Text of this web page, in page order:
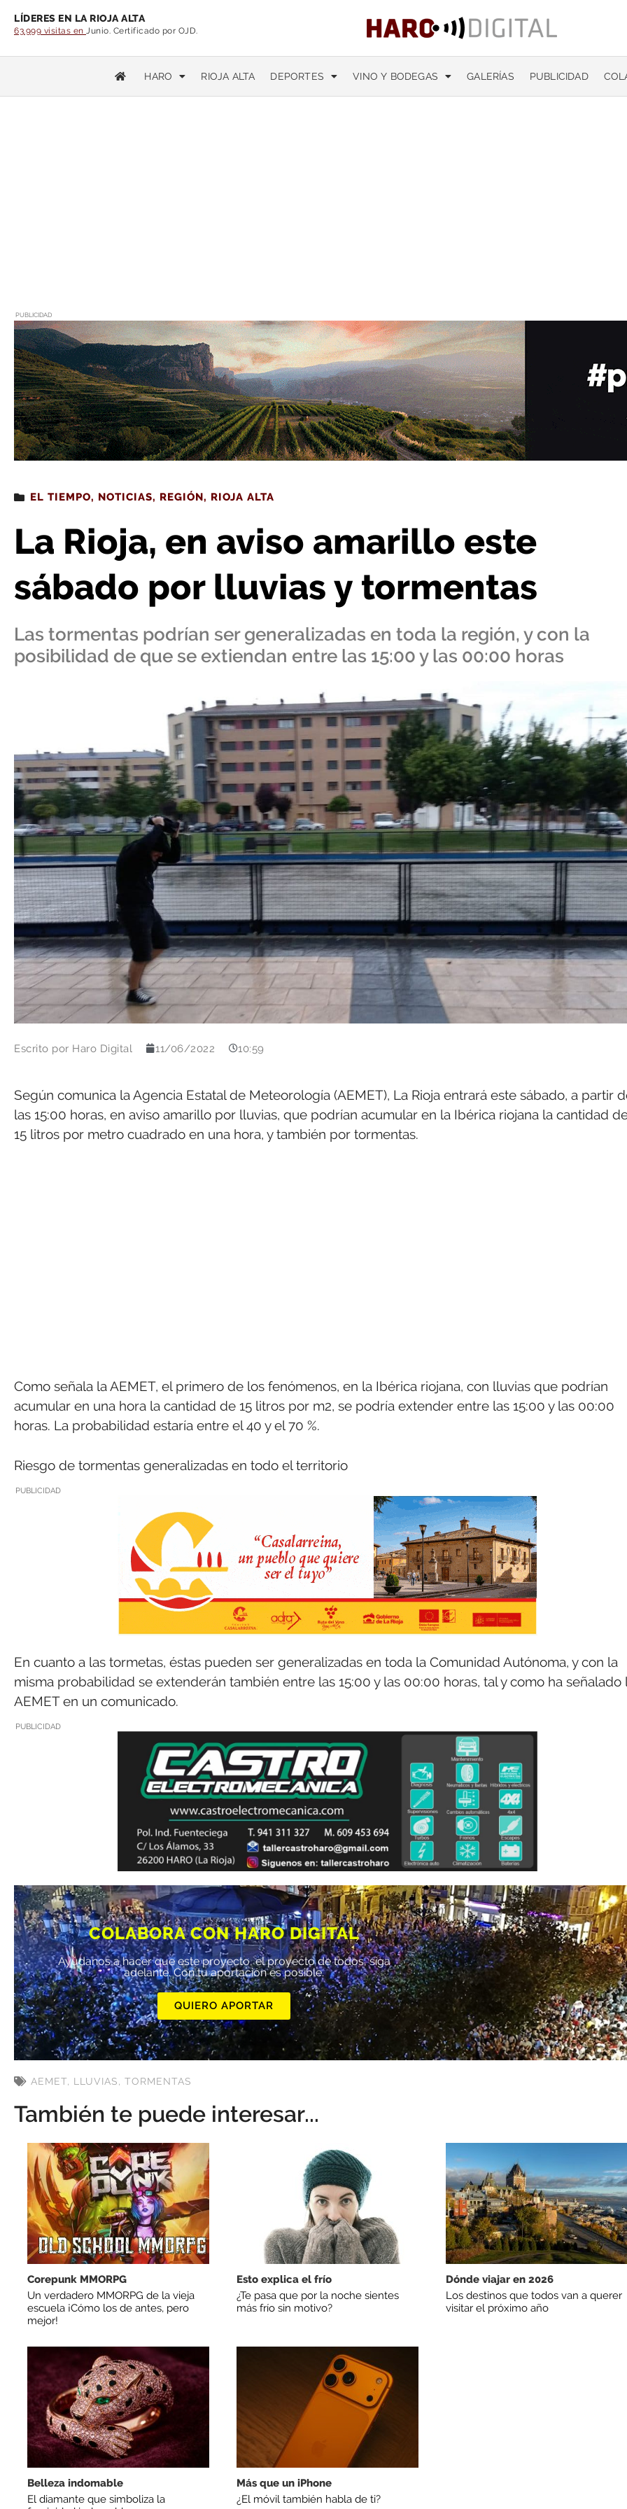
LÍDERES EN LA RIOJA ALTA
63.999 visitas en Junio. Certificado por OJD.
HARO RIOJA ALTA DEPORTES VINO Y BODEGAS GALERÍAS PUBLICIDAD
PUBLICIDAD
Estás leyendo: La Rioja, en aviso amarillo este sábado por lluvias y tormentas
EL TIEMPO, NOTICIAS, REGIÓN, RIOJA ALTA
La Rioja, en aviso amarillo este
sábado por lluvias y tormentas
Las tormentas podrían ser generalizadas en toda la región, y con la
posibilidad de que se extiendan entre las 15:00 y las 00:00 horas
Escrito por Haro Digital 11/06/2022 10:59
Según comunica la Agencia Estatal de Meteorología (AEMET), La Rioja entrará este sábado, a partir
las 15:00 horas, en aviso amarillo por lluvias, que podrían acumular en la Ibérica riojana la cantidad
15 litros por metro cuadrado en una hora, y también por tormentas.
Como señala la AEMET, el primero de los fenómenos, en la Ibérica riojana, con lluvias que podrían
acumular en una hora la cantidad de 15 litros por m2, se podría extender entre las 15:00 y las 00:00
horas. La probabilidad estaría entre el 40 y el 70 %.
Riesgo de tormentas generalizadas en todo el territorio
PUBLICIDAD
En cuanto a las tormetas, éstas pueden ser generalizadas en toda la Comunidad Autónoma, y con la
misma probabilidad se extenderán también entre las 15:00 y las 00:00 horas, tal y como ha señalado
AEMET en un comunicado.
PUBLICIDAD
COLABORA CON HARO DIGITAL
Ayúdanos a hacer que este proyecto, el proyecto de todos, siga
adelante. Con tu aportación es posible.
QUIERO APORTAR
AEMET, LLUVIAS, TORMENTAS
También te puede interesar...
Corepunk MMORPG
Un verdadero MMORPG de la vieja
escuela ¡Cómo los de antes, pero
mejor!
Esto explica el frío
¿Te pasa que por la noche sientes
más frío sin motivo?
Dónde viajar en 2026
Los destinos que todos van a querer
visitar el próximo año
Belleza indomable
El diamante que simboliza la
Más que un iPhone
¿El móvil también habla de ti?